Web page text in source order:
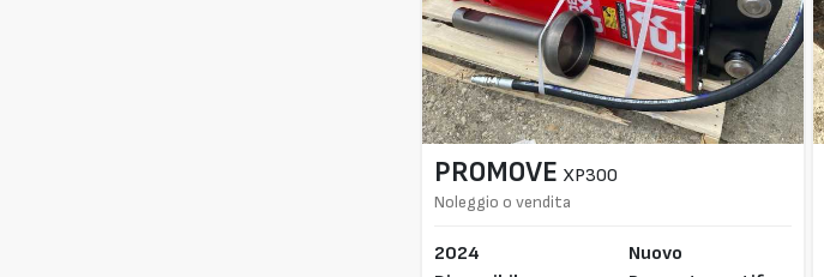
PROMOVE XP300
Noleggio o vendita
2024
Nuovo